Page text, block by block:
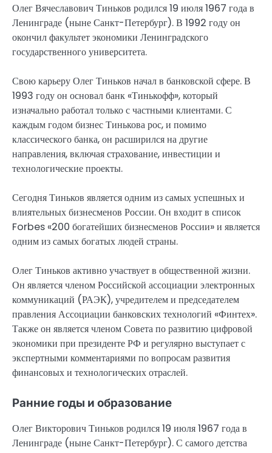
Олег Вячеславович Тиньков родился 19 июля 1967 года в
Ленинграде (ныне Санкт-Петербург). В 1992 году он
окончил факультет экономики Ленинградского
государственного университета.
Свою карьеру Олег Тиньков начал в банковской сфере. В
1993 году он основал банк «Тинькофф», который
изначально работал только с частными клиентами. С
каждым годом бизнес Тинькова рос, и помимо
классического банка, он расширился на другие
направления, включая страхование, инвестиции и
технологические проекты.
Сегодня Тиньков является одним из самых успешных и
влиятельных бизнесменов России. Он входит в список
Forbes «200 богатейших бизнесменов России» и является
одним из самых богатых людей страны.
Олег Тиньков активно участвует в общественной жизни.
Он является членом Российской ассоциации электронных
коммуникаций (РАЭК), учредителем и председателем
правления Ассоциации банковских технологий «Финтех».
Также он является членом Совета по развитию цифровой
экономики при президенте РФ и регулярно выступает с
экспертными комментариями по вопросам развития
финансовых и технологических отраслей.
Ранние годы и образование
Олег Викторович Тиньков родился 19 июля 1967 года в
Ленинграде (ныне Санкт-Петербург). С самого детства